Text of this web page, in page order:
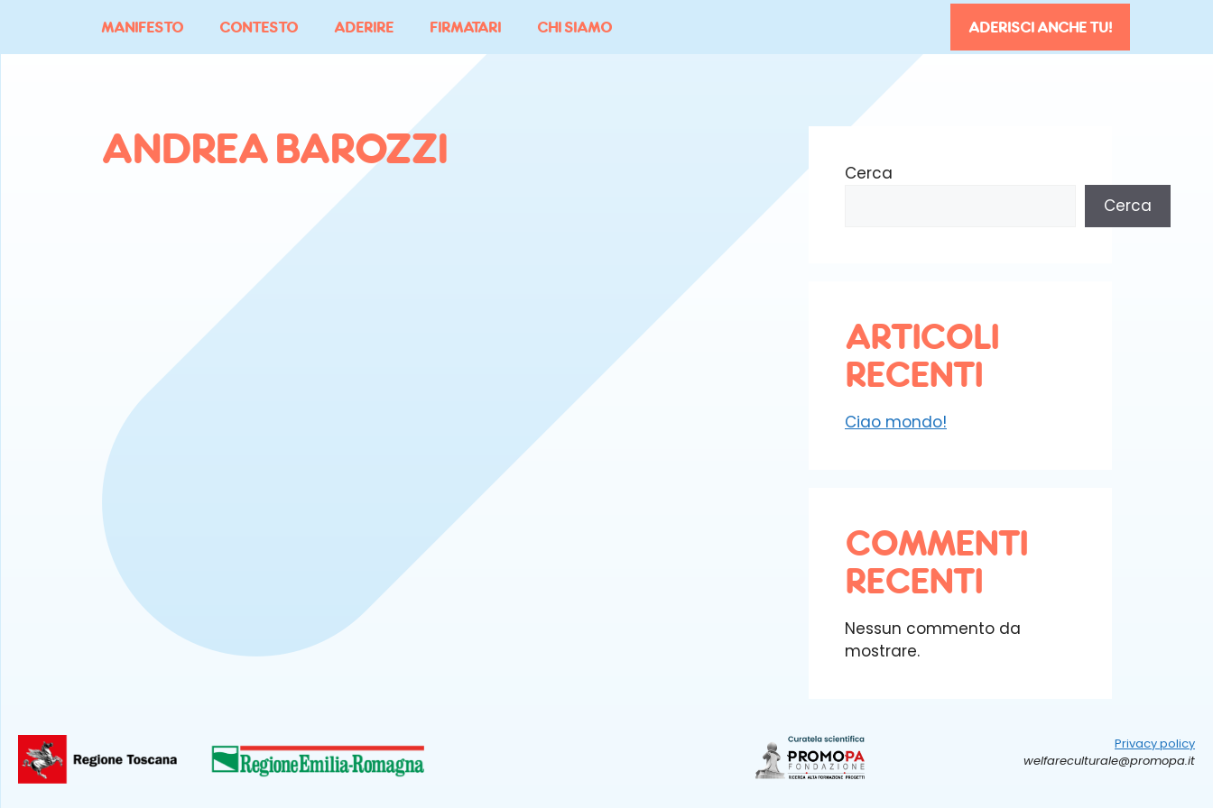
contenuto
MANIFESTO CONTESTO ADERIRE FIRMATARI CHI SIAMO ADERISCI ANCHE TU!
ANDREA BAROZZI
Cerca
Cerca
ARTICOLI
RECENTI
Ciao mondo!
COMMENTI
RECENTI
Nessun commento da
mostrare.
Privacy policy
welfareculturale@promopa.it